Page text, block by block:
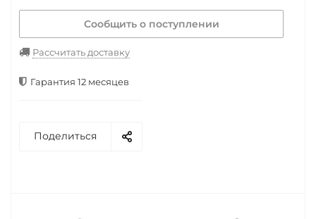
Сообщить о поступлении
Рассчитать доставку
Гарантия 12 месяцев
Поделиться